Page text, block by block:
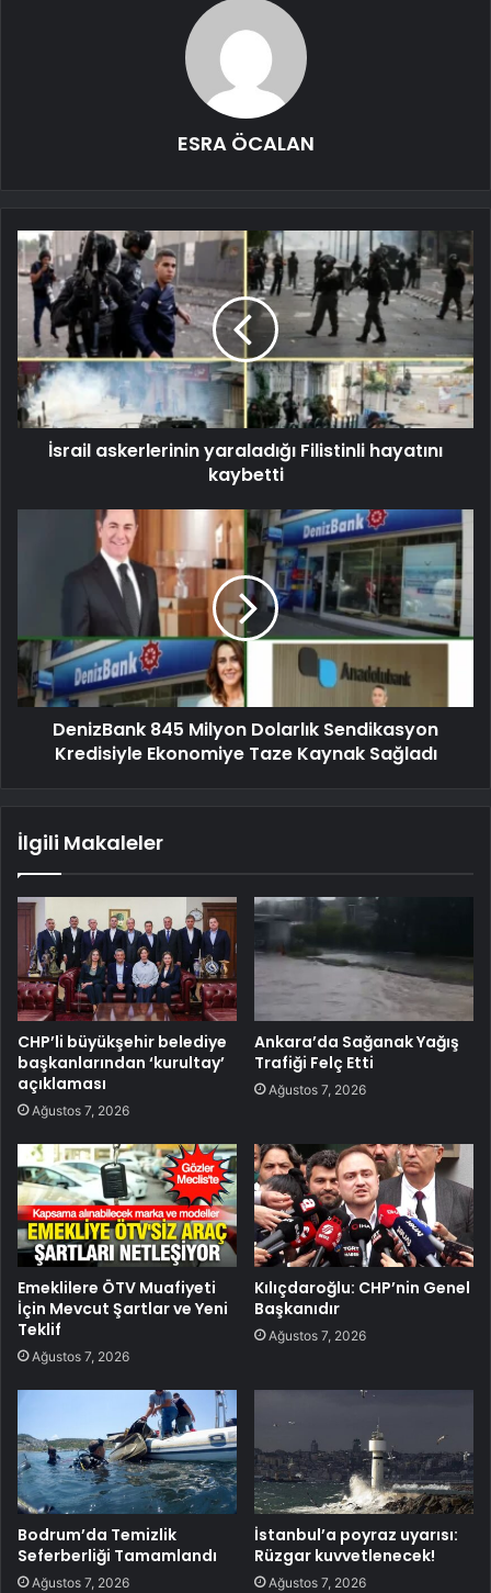
ESRA ÖCALAN
İsrail askerlerinin yaraladığı Filistinli hayatını
kaybetti
DenizBank 845 Milyon Dolarlık Sendikasyon
Kredisiyle Ekonomiye Taze Kaynak Sağladı
İlgili Makaleler
CHP’li büyükşehir belediye
başkanlarından ‘kurultay’
açıklaması
Ağustos 7, 2026
Ankara’da Sağanak Yağış
Trafiği Felç Etti
Ağustos 7, 2026
Emeklilere ÖTV Muafiyeti
İçin Mevcut Şartlar ve Yeni
Teklif
Ağustos 7, 2026
Kılıçdaroğlu: CHP’nin Genel
Başkanıdır
Ağustos 7, 2026
Bodrum’da Temizlik
Seferberliği Tamamlandı
Ağustos 7, 2026
İstanbul’a poyraz uyarısı:
Rüzgar kuvvetlenecek!
Ağustos 7, 2026